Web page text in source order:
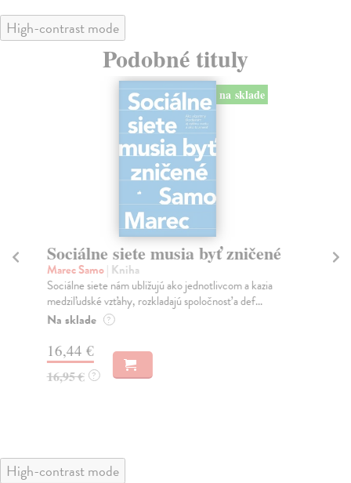
High-contrast mode
Podobné tituly
na sklade
Sociálne siete musia byť zničené
Marec Samo| Kniha
Sociálne siete nám ubližujú ako jednotlivcom a kazia
medziľudské vzťahy, rozkladajú spoločnosť a def...
Na sklade ?
16,44 €
16,95 € ?
High-contrast mode